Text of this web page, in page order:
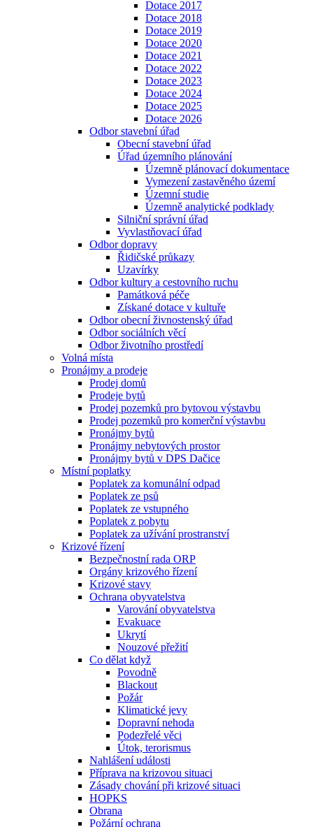
Dotace 2017
Dotace 2018
Dotace 2019
Dotace 2020
Dotace 2021
Dotace 2022
Dotace 2023
Dotace 2024
Dotace 2025
Dotace 2026
Odbor stavební úřad
Obecní stavební úřad
Úřad územního plánování
Územně plánovací dokumentace
Vymezení zastavěného území
Územní studie
Územně analytické podklady
Silniční správní úřad
Vyvlastňovací úřad
Odbor dopravy
Řidičské průkazy
Uzavírky
Odbor kultury a cestovního ruchu
Památková péče
Získané dotace v kultuře
Odbor obecní živnostenský úřad
Odbor sociálních věcí
Odbor životního prostředí
Volná místa
Pronájmy a prodeje
Prodej domů
Prodeje bytů
Prodej pozemků pro bytovou výstavbu
Prodej pozemků pro komerční výstavbu
Pronájmy bytů
Pronájmy nebytových prostor
Pronájmy bytů v DPS Dačice
Místní poplatky
Poplatek za komunální odpad
Poplatek ze psů
Poplatek ze vstupného
Poplatek z pobytu
Poplatek za užívání prostranství
Krizové řízení
Bezpečnostní rada ORP
Orgány krizového řízení
Krizové stavy
Ochrana obyvatelstva
Varování obyvatelstva
Evakuace
Ukrytí
Nouzové přežití
Co dělat když
Povodně
Blackout
Požár
Klimatické jevy
Dopravní nehoda
Podezřelé věci
Útok, terorismus
Nahlášení události
Příprava na krizovou situaci
Zásady chování při krizové situaci
HOPKS
Obrana
Požární ochrana